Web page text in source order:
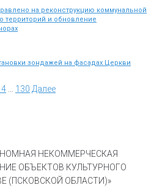
на реконструкцию коммунальной
территорий и обновление
зондажей на фасадах Церкви
130 Далее
НЕКОММЕРЧЕСКАЯ
ОБЪЕКТОВ КУЛЬТУРНОГО
(ПСКОВСКОЙ ОБЛАСТИ)»